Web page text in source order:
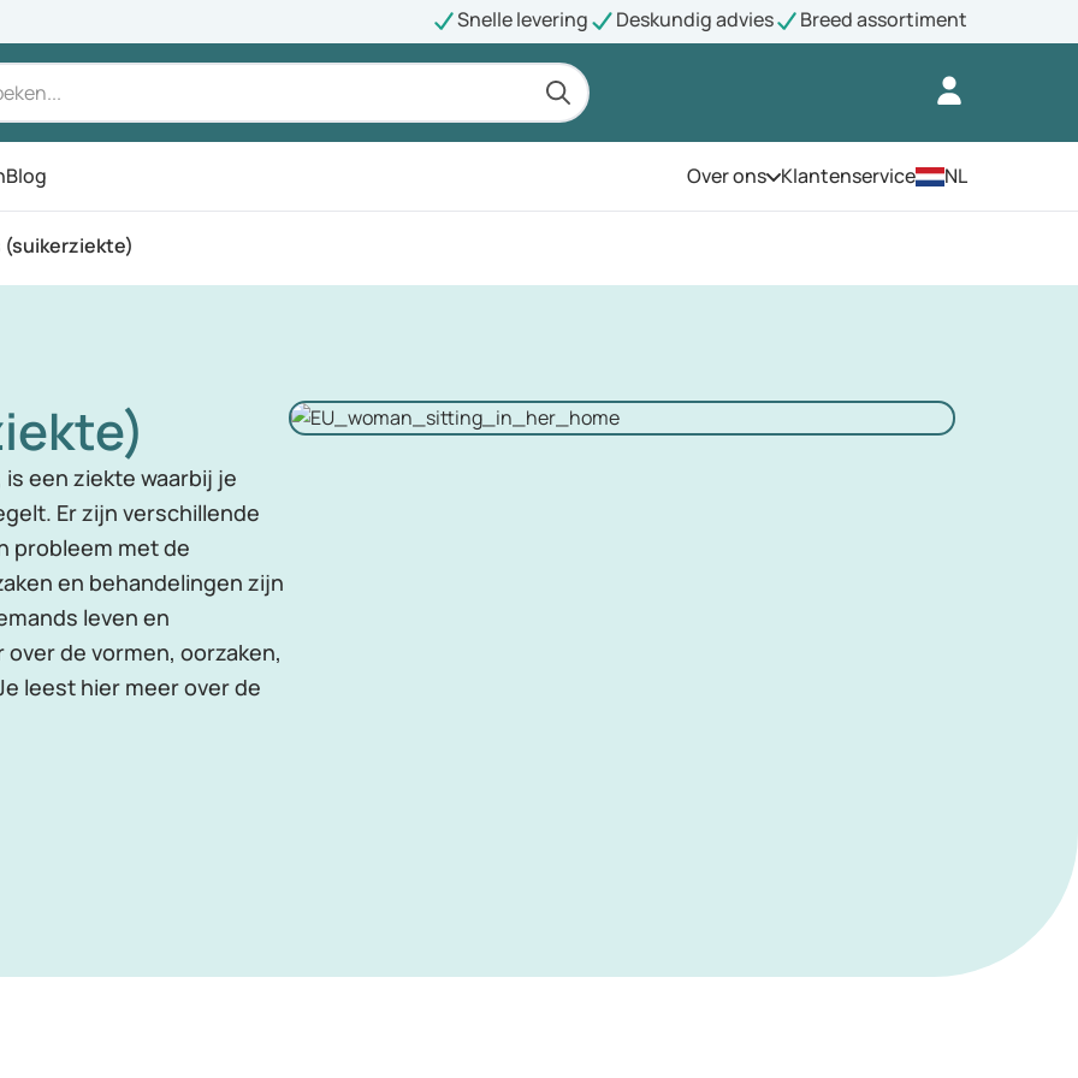
Snelle levering Deskundig advies Breed assortiment
Blog Over onsOpen het menu
Klantenservice NL
(suikerziekte)
een ziekte waarbij je
Er zijn verschillende
probleem met de
en behandelingen zijn
leven en
de vormen, oorzaken,
leest hier meer over de